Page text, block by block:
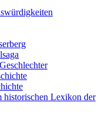
historischen Lexikon der